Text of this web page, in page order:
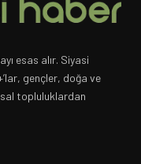
esas alır. Siyasi
gençler, doğa ve
topluluklardan